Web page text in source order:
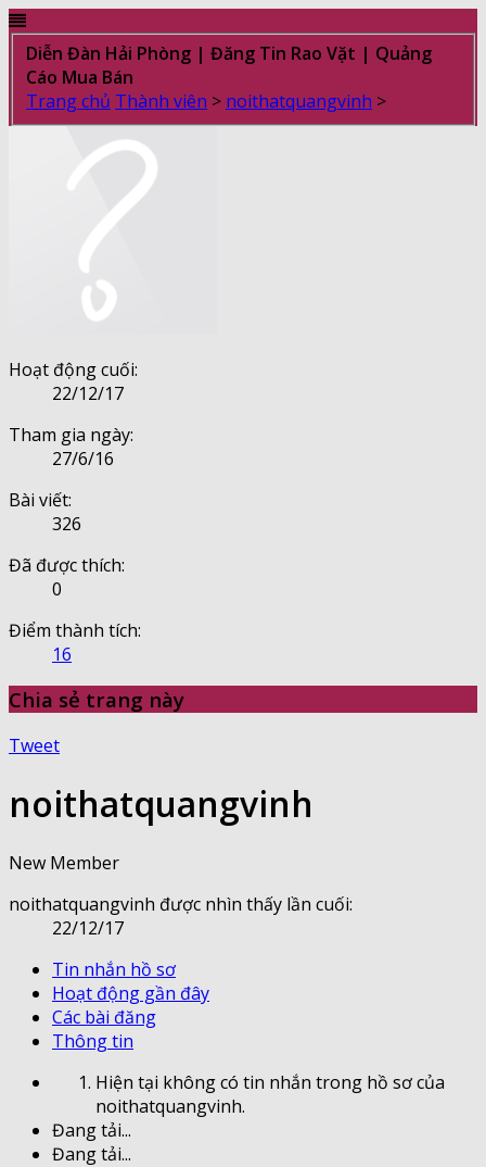
Diễn Đàn Hải Phòng | Đăng Tin Rao Vặt | Quảng
Cáo Mua Bán
Trang chủ Thành viên > noithatquangvinh >
Hoạt động cuối:
22/12/17
Tham gia ngày:
27/6/16
Bài viết:
326
Đã được thích:
0
Điểm thành tích:
16
Chia sẻ trang này
Tweet
noithatquangvinh
New Member
noithatquangvinh được nhìn thấy lần cuối:
22/12/17
Tin nhắn hồ sơ
Hoạt động gần đây
Các bài đăng
Thông tin
Hiện tại không có tin nhắn trong hồ sơ của
noithatquangvinh.
Đang tải...
Đang tải...